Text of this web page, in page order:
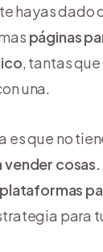
hayas dado
páginas
, tantas
una.
es que no
cosas.
plataformas
para